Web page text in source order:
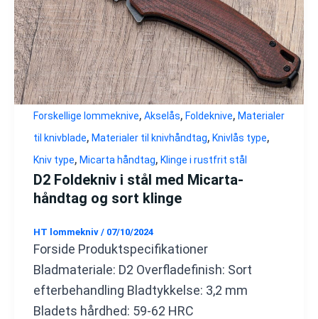
Forskellige lommeknive, Akselås, Foldeknive, Materialer
til knivblade, Materialer til knivhåndtag, Knivlås type,
Kniv type, Micarta håndtag, Klinge i rustfrit stål
D2 Foldekniv i stål med Micarta-
håndtag og sort klinge
HT lommekniv / 07/10/2024
Forside Produktspecifikationer
Bladmateriale: D2 Overfladefinish: Sort
efterbehandling Bladtykkelse: 3,2 mm
Bladets hårdhed: 59-62 HRC